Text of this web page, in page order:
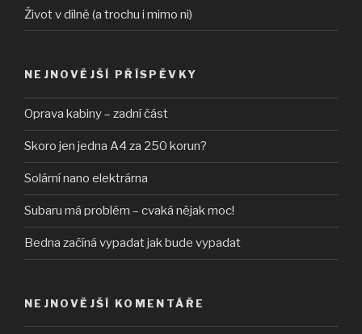
Život v dílně (a trochu i mimo ni)
NEJNOVĚJŠÍ PŘÍSPĚVKY
Oprava kabiny – zadní část
Skoro jen jedna A4 za 250 korun?
Solární nano elektrárna
Subaru má problém – cvaká nějak moc!
Bedna začíná vypadat jak bude vypadat
NEJNOVĚJŠÍ KOMENTÁŘE